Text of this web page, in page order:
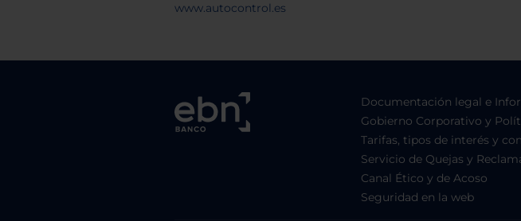
Documentación legal e
Gobierno Corporativo y
Tarifas, tipos de interés y
Servicio de Quejas y
Canal Ético y de Acoso
Seguridad en la web